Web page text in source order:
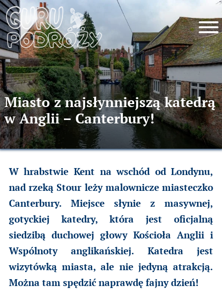
Miasto z najsłynniejszą katedrą
w Anglii – Canterbury!
W hrabstwie Kent na wschód od Londynu,
nad rzeką Stour leży malownicze miasteczko
Canterbury. Miejsce słynie z masywnej,
gotyckiej katedry, która jest oficjalną
siedzibą duchowej głowy Kościoła Anglii i
Wspólnoty anglikańskiej. Katedra jest
wizytówką miasta, ale nie jedyną atrakcją.
Można tam spędzić naprawdę fajny dzień!